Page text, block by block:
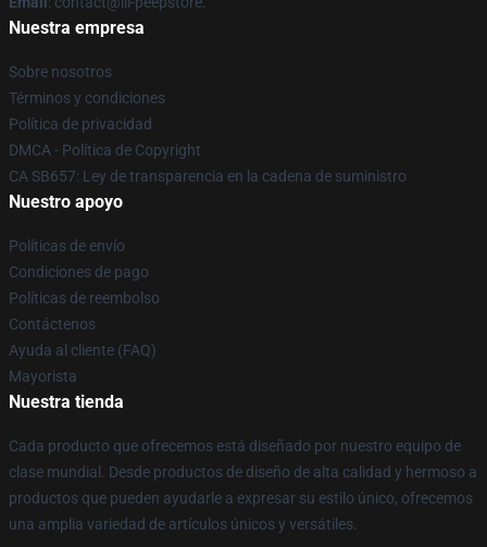
Nuestra empresa
Sobre nosotros
Términos y condiciones
Política de privacidad
DMCA - Política de Copyright
CA SB657: Ley de transparencia en la cadena de suministro
Nuestro apoyo
Políticas de envío
Condiciones de pago
Políticas de reembolso
Contáctenos
Ayuda al cliente (FAQ)
Mayorista
Nuestra tienda
Cada producto que ofrecemos está diseñado por nuestro equipo de
clase mundial. Desde productos de diseño de alta calidad y hermoso a
productos que pueden ayudarle a expresar su estilo único, ofrecemos
una amplia variedad de artículos únicos y versátiles.